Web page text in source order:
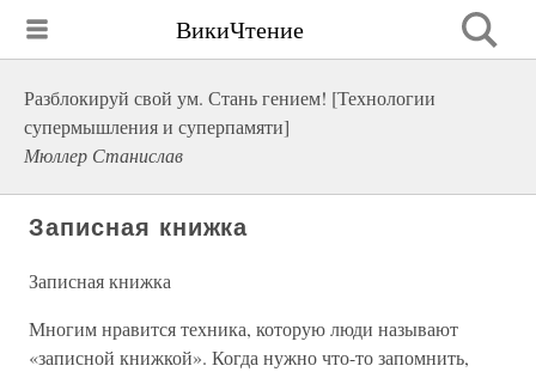
ВикиЧтение
Разблокируй свой ум. Стань гением! [Технологии
супермышления и суперпамяти]
Мюллер Станислав
Записная книжка
Записная книжка
Многим нравится техника, которую люди называют
«записной книжкой». Когда нужно что-то запомнить,